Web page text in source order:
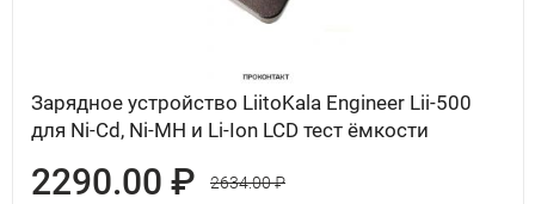
Зарядное устройство LiitoKala Engineer Lii-500
для Ni-Cd, Ni-MH и Li-Ion LCD тест ёмкости
2290.00 ₽ 2634.00 ₽